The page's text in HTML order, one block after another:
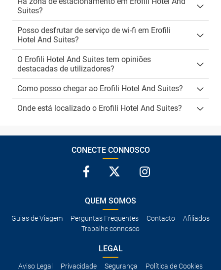
Suites?
Posso desfrutar de serviço de wi-fi em Erofili
Hotel And Suites?
O Erofili Hotel And Suites tem opiniões
destacadas de utilizadores?
Como posso chegar ao Erofili Hotel And Suites?
Onde está localizado o Erofili Hotel And Suites?
CONECTE CONNOSCO
QUEM SOMOS
Guias de Viagem Perguntas Frequentes Contacto
Afiliados
Trabalhe connosco
LEGAL
Aviso Legal Privacidade Segurança Política de Cookies